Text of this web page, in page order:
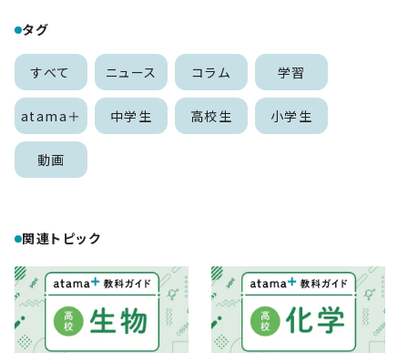
タグ
すべて ニュース コラム 学習
atama＋ 中学生 高校生 小学生
動画
関連トピック